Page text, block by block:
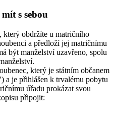
s sebou
obdržíte u matričního
a předloží jej matričnímu
být manželství uzavřeno, spolu
který je státním občanem
a je přihlášen k trvalému pobytu
úřadu prokázat svou
připojit: